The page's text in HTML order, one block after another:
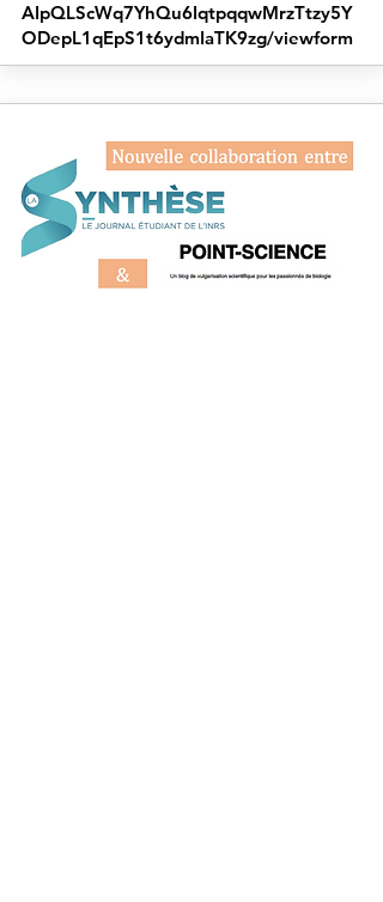
AIpQLScWq7YhQu6IqtpqqwMrzTtzy5Y
ODepL1qEpS1t6ydmIaTK9zg/viewform